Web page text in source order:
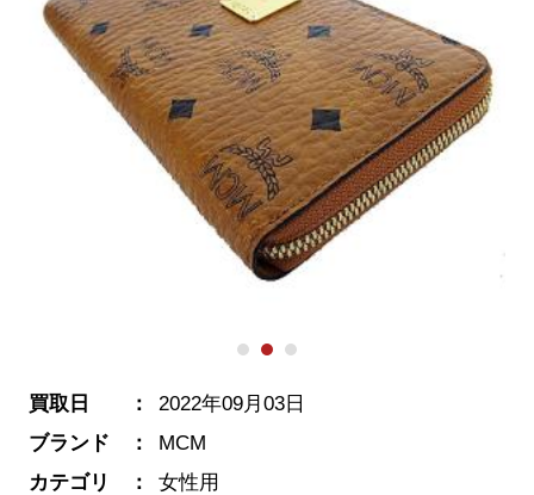
買取日
2022年09月03日
ブランド
MCM
カテゴリ
女性用